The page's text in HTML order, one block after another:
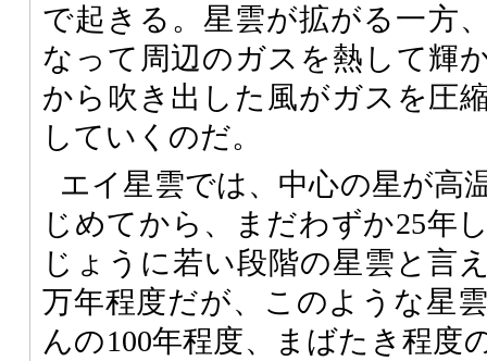
で起きる。星雲が拡がる一方
なって周辺のガスを熱して輝
から吹き出した風がガスを圧
していくのだ。
エイ星雲では、中心の星が高
じめてから、まだわずか25年
じょうに若い段階の星雲と言
万年程度だが、このような星
んの100年程度、まばたき程度